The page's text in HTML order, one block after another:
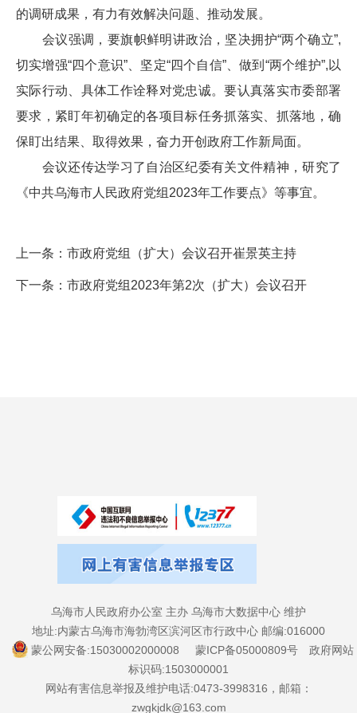
的调研成果，有力有效解决问题、推动发展。
会议强调，要旗帜鲜明讲政治，坚决拥护“两个确立”,
切实增强“四个意识”、坚定“四个自信”、做到“两个维护”,以
实际行动、具体工作诠释对党忠诚。要认真落实市委部署
要求，紧盯年初确定的各项目标任务抓落实、抓落地，确
保盯出结果、取得效果，奋力开创政府工作新局面。
会议还传达学习了自治区纪委有关文件精神，研究了
《中共乌海市人民政府党组2023年工作要点》等事宜。
上一条： 市政府党组（扩大）会议召开崔景英主持
下一条： 市政府党组2023年第2次（扩大）会议召开
乌海市人民政府办公室 主办 乌海市大数据中心 维护
地址:内蒙古乌海市海勃湾区滨河区市行政中心 邮编:016000
蒙公网安备:15030002000008
蒙ICP备05000809号
政府网站
标识码:1503000001
网站有害信息举报及维护电话:0473-3998316，邮箱：
zwgkjdk@163.com